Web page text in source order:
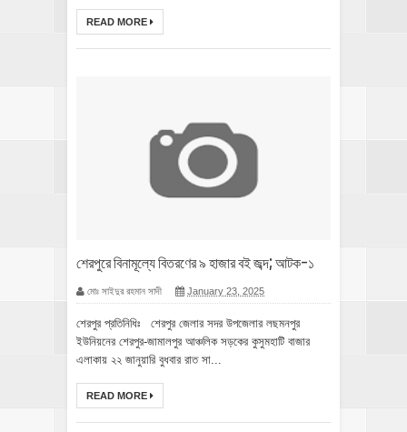
READ MORE
শেরপুরে বিনামূল্যে বিতরণের ৯ হাজার বই জব্দ; আটক-১
মোঃ সাইদুর রহমান সাদী January 23, 2025
শেরপুর প্রতিনিধিঃ শেরপুর জেলার সদর উপজেলার লছমনপুর
ইউনিয়নের শেরপুর-জামালপুর আঞ্চলিক সড়কের কুসুমহাটি বাজার
এলাকায় ২২ জানুয়ারি বুধবার রাত সা...
READ MORE